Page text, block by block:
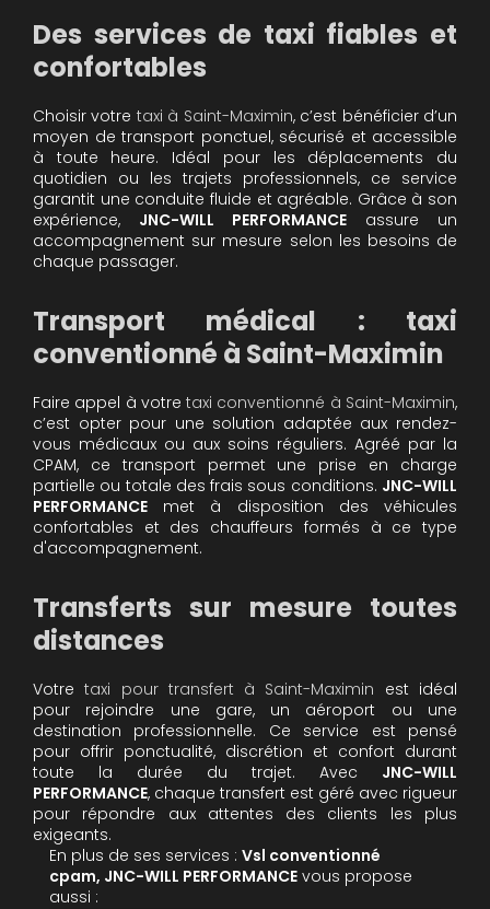
Des services de taxi fiables et
confortables
Choisir votre taxi à Saint-Maximin, c’est bénéficier d’un
moyen de transport ponctuel, sécurisé et accessible
à toute heure. Idéal pour les déplacements du
quotidien ou les trajets professionnels, ce service
garantit une conduite fluide et agréable. Grâce à son
expérience, JNC-WILL PERFORMANCE assure un
accompagnement sur mesure selon les besoins de
chaque passager.
Transport médical : taxi
conventionné à Saint-Maximin
Faire appel à votretaxi conventionné à Saint-Maximin,
c’est opter pour une solution adaptée aux rendez-
vous médicaux ou aux soins réguliers. Agréé par la
CPAM, ce transport permet une prise en charge
partielle ou totale des frais sous conditions. JNC-WILL
PERFORMANCE met à disposition des véhicules
confortables et des chauffeurs formés à ce type
d'accompagnement.
Transferts sur mesure toutes
distances
Votretaxi pour transfert à Saint-Maximin est idéal
pour rejoindre une gare, un aéroport ou une
destination professionnelle. Ce service est pensé
pour offrir ponctualité, discrétion et confort durant
toute la durée du trajet. Avec JNC-WILL
PERFORMANCE, chaque transfert est géré avec rigueur
pour répondre aux attentes des clients les plus
exigeants.
En plus de ses services : Vsl conventionné
cpam, JNC-WILL PERFORMANCE vous propose
aussi :